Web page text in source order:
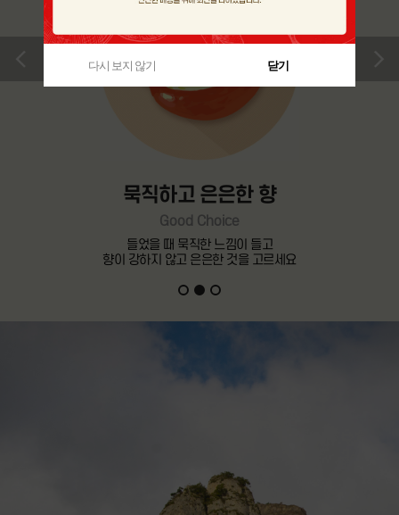
묵직하고 은은한 향
Good Choice
들었을 때 묵직한 느낌이 들고
향이 강하지 않고 은은한 것을 고르세요
다시 보지 않기 닫기